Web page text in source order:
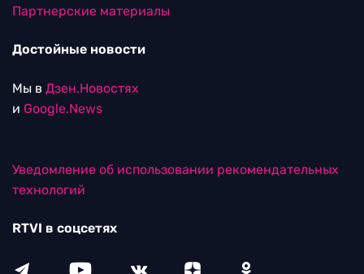
Партнерские материалы
Достойные новости
Мы в Дзен.Новостях
и Google.News
Уведомление об использовании рекомендательных
технологий
RTVI в соцсетях